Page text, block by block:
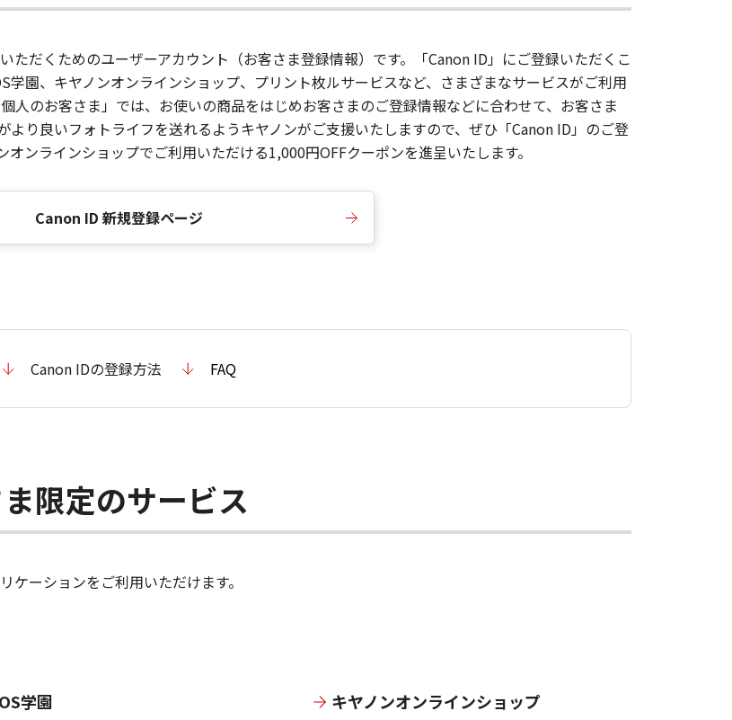
ただくためのユーザーアカウント（お客さま登録情報）です。「Canon ID」にご登録いただくこ
学園、キヤノンオンラインショップ、プリント枚ルサービスなど、さまざまなサービスがご利用
人のお客さま」では、お使いの商品をはじめお客さまのご登録情報などに合わせて、お客さま
り良いフォトライフを送れるようキヤノンがご支援いたしますので、ぜひ「Canon ID」のご登
ンラインショップでご利用いただける1,000円OFFクーポンを進呈いたします。
Canon ID 新規登録ページ
Canon IDの登録方法 FAQ
限定のサービス
ケーションをご利用いただけます。
学園 キヤノンオンラインショップ